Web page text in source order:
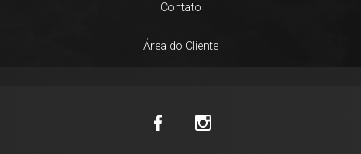
Contato
Área do Cliente